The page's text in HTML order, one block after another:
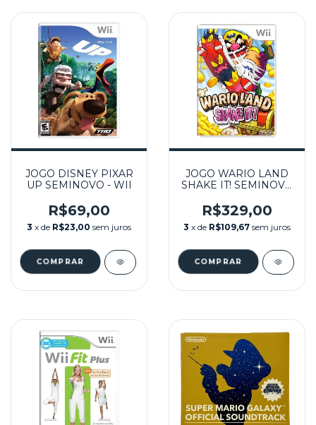
JOGO DISNEY PIXAR
UP SEMINOVO - WII
R$69,00
3 x de R$23,00 sem juros
JOGO WARIO LAND
SHAKE IT! SEMINOVO
R$329,00
3 x de R$109,67 sem juros